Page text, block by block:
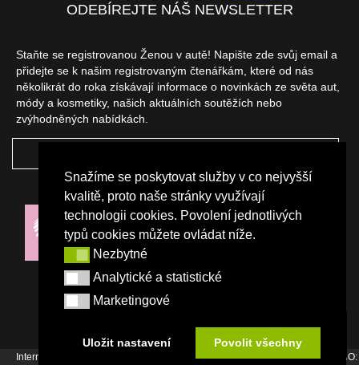
Snažíme se poskytovat služby v co nejvyšší
kvalitě, proto naše stránky využívají
technologii cookies. Povolení jednotlivých
typů cookies můžete ovládat níže.
NezbytnéNezbytné
Analytické a statistické
Analytické a statistické
Marketingové
Marketingové
Uložit nastavení Povolit všechny
ODEBÍREJTE NÁŠ NEWSLETTER
Staňte se registrovanou Ženou v autě! Napište zde svůj email a
přidejte se k našim registrovaným čtenářkám, které od nás
několikrát do roka získávají informace o novinkách ze světa aut,
módy a kosmetiky, našich aktuálních soutěžích nebo
zvýhodněných nabídkách.
NAŠI PARTNEŘI
Internetový magazín Žena v autě vydává vydavatelství Srdce Evropy s.r.o., IČO: